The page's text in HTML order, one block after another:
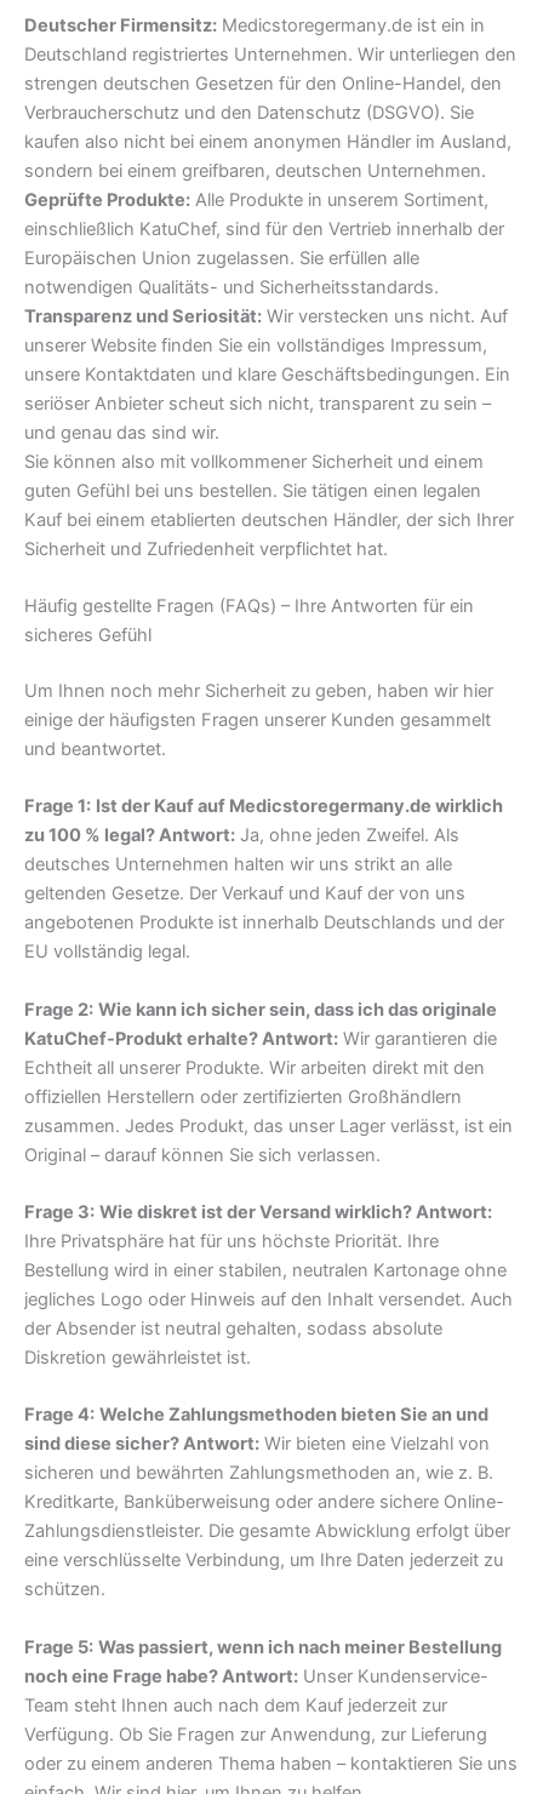
Deutscher Firmensitz: Medicstoregermany.de ist ein in
Deutschland registriertes Unternehmen. Wir unterliegen den
strengen deutschen Gesetzen für den Online-Handel, den
Verbraucherschutz und den Datenschutz (DSGVO). Sie
kaufen also nicht bei einem anonymen Händler im Ausland,
sondern bei einem greifbaren, deutschen Unternehmen.
Geprüfte Produkte: Alle Produkte in unserem Sortiment,
einschließlich KatuChef, sind für den Vertrieb innerhalb der
Europäischen Union zugelassen. Sie erfüllen alle
notwendigen Qualitäts- und Sicherheitsstandards.
Transparenz und Seriosität: Wir verstecken uns nicht. Auf
unserer Website finden Sie ein vollständiges Impressum,
unsere Kontaktdaten und klare Geschäftsbedingungen. Ein
seriöser Anbieter scheut sich nicht, transparent zu sein –
und genau das sind wir.
Sie können also mit vollkommener Sicherheit und einem
guten Gefühl bei uns bestellen. Sie tätigen einen legalen
Kauf bei einem etablierten deutschen Händler, der sich Ihrer
Sicherheit und Zufriedenheit verpflichtet hat.
Häufig gestellte Fragen (FAQs) – Ihre Antworten für ein
sicheres Gefühl
Um Ihnen noch mehr Sicherheit zu geben, haben wir hier
einige der häufigsten Fragen unserer Kunden gesammelt
und beantwortet.
Frage 1: Ist der Kauf auf Medicstoregermany.de wirklich
zu 100 % legal? Antwort: Ja, ohne jeden Zweifel. Als
deutsches Unternehmen halten wir uns strikt an alle
geltenden Gesetze. Der Verkauf und Kauf der von uns
angebotenen Produkte ist innerhalb Deutschlands und der
EU vollständig legal.
Frage 2: Wie kann ich sicher sein, dass ich das originale
KatuChef-Produkt erhalte? Antwort: Wir garantieren die
Echtheit all unserer Produkte. Wir arbeiten direkt mit den
offiziellen Herstellern oder zertifizierten Großhändlern
zusammen. Jedes Produkt, das unser Lager verlässt, ist ein
Original – darauf können Sie sich verlassen.
Frage 3: Wie diskret ist der Versand wirklich? Antwort:
Ihre Privatsphäre hat für uns höchste Priorität. Ihre
Bestellung wird in einer stabilen, neutralen Kartonage ohne
jegliches Logo oder Hinweis auf den Inhalt versendet. Auch
der Absender ist neutral gehalten, sodass absolute
Diskretion gewährleistet ist.
Frage 4: Welche Zahlungsmethoden bieten Sie an und
sind diese sicher? Antwort: Wir bieten eine Vielzahl von
sicheren und bewährten Zahlungsmethoden an, wie z. B.
Kreditkarte, Banküberweisung oder andere sichere Online-
Zahlungsdienstleister. Die gesamte Abwicklung erfolgt über
eine verschlüsselte Verbindung, um Ihre Daten jederzeit zu
schützen.
Frage 5: Was passiert, wenn ich nach meiner Bestellung
noch eine Frage habe? Antwort: Unser Kundenservice-
Team steht Ihnen auch nach dem Kauf jederzeit zur
Verfügung. Ob Sie Fragen zur Anwendung, zur Lieferung
oder zu einem anderen Thema haben – kontaktieren Sie uns